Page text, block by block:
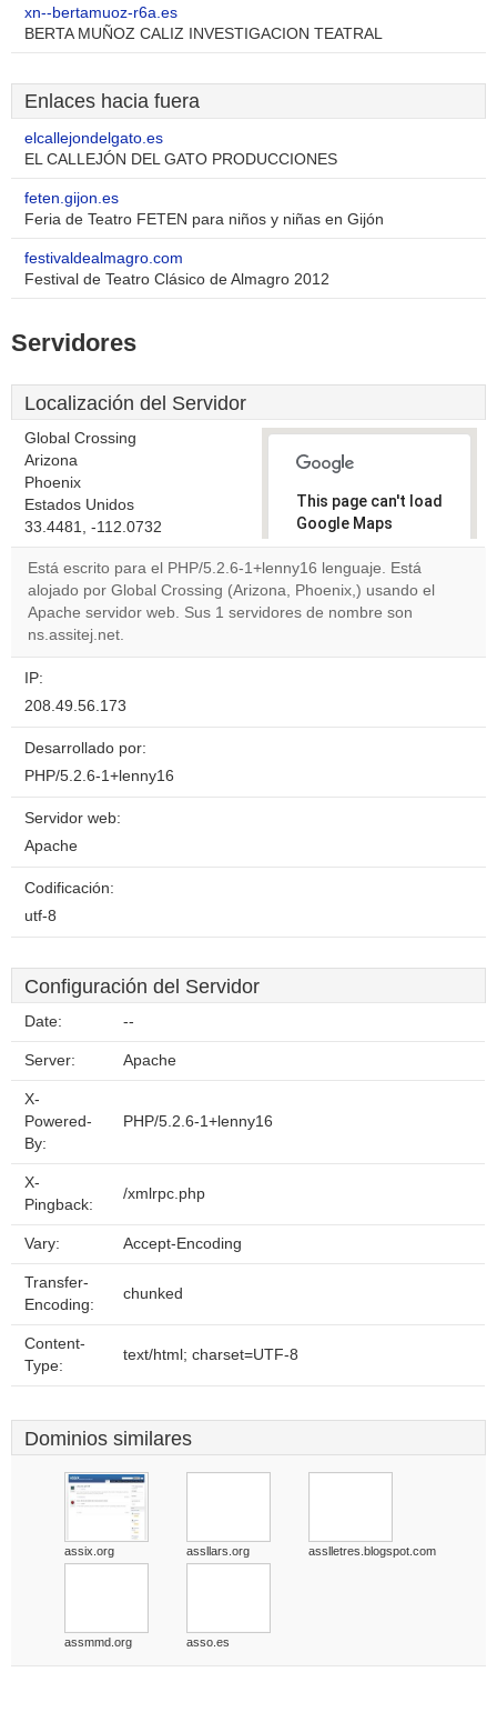
xn--bertamuoz-r6a.es
BERTA MUÑOZ CALIZ INVESTIGACION TEATRAL
Enlaces hacia fuera
elcallejondelgato.es
EL CALLEJÓN DEL GATO PRODUCCIONES
feten.gijon.es
Feria de Teatro FETEN para niños y niñas en Gijón
festivaldealmagro.com
Festival de Teatro Clásico de Almagro 2012
Servidores
Localización del Servidor
Global Crossing
Arizona
Phoenix
Estados Unidos
33.4481, -112.0732
This page can't load
Google Maps
correctly.
Do you
own this
Está escrito para el PHP/5.2.6-1+lenny16 lenguaje. Está
alojado por Global Crossing (Arizona, Phoenix,) usando el
Apache servidor web. Sus 1 servidores de nombre son
ns.assitej.net.
IP:
208.49.56.173
Desarrollado por:
PHP/5.2.6-1+lenny16
Servidor web:
Apache
Codificación:
utf-8
Configuración del Servidor
Date: --
Server: Apache
X-
Powered-
By:
PHP/5.2.6-1+lenny16
X-
Pingback:
/xmlrpc.php
Vary: Accept-Encoding
Transfer-
Encoding:
chunked
Content-
Type:
text/html; charset=UTF-8
Dominios similares
assix.org assllars.org asslletres.blogspot.com
assmmd.org asso.es